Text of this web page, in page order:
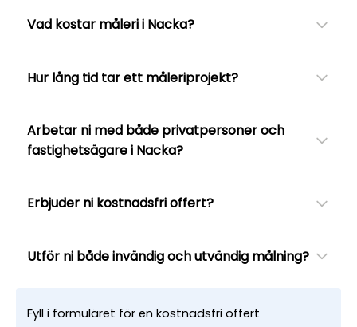
Vad kostar måleri i Nacka?
Hur lång tid tar ett måleriprojekt?
Arbetar ni med både privatpersoner och
fastighetsägare i Nacka?
Erbjuder ni kostnadsfri offert?
Utför ni både invändig och utvändig målning?
Fyll i formuläret för en kostnadsfri offert